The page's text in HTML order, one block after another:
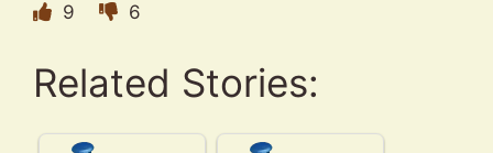
9 6
Related Stories: